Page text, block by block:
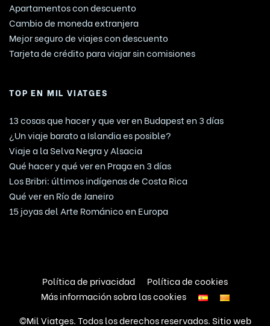
Apartamentos con descuento
Cambio de moneda extranjera
Mejor seguro de viajes con descuento
Tarjeta de crédito para viajar sin comisiones
TOP EN MIL VIATGES
13 cosas que hacer y que ver en Budapest en 3 días
¿Un viaje barato a Islandia es posible?
Viaje a la Selva Negra y Alsacia
Qué hacer y qué ver en Praga en 3 días
Los Bribri: últimos indígenas de Costa Rica
Qué ver en Río de Janeiro
15 joyas del Arte Románico en Europa
Política de privacidad
Política de cookies
Más información sobra las cookies
©Mil Viatges. Todos los derechos reservados. Sitio web